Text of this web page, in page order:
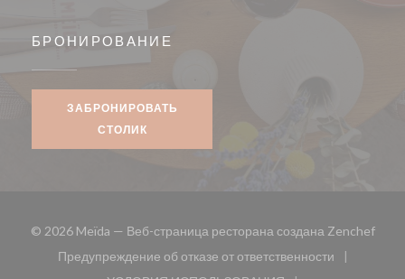
БРОНИРОВАНИЕ
ЗАБРОНИРОВАТЬ
СТОЛИК
© 2026 Meïda — Веб-страница ресторана создана Zenchef
Предупреждение об отказе от ответственности
((открывается в новом окне))